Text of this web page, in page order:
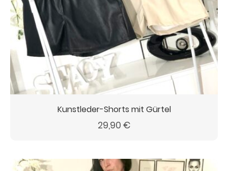
Kunstleder-Shorts mit Gürtel
29,90 €